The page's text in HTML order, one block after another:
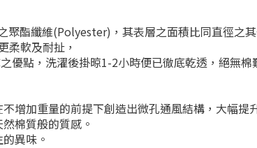
酯纖維(Polyester)，其表層之面積比同直徑之
柔軟及耐扯，
優點，洗濯後掛晾1-2小時便已徹底乾透，絕無棉
增加重量的前提下創造出微孔通風結構，大幅提
棉質般的質感。
異味。